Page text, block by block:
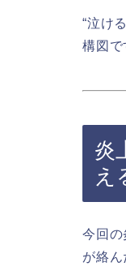
“泣け
構図で
炎
え
今回
が絡